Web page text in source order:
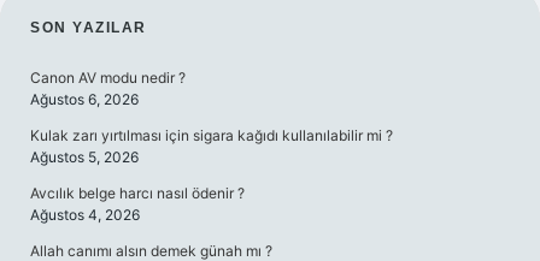
SIDEBAR
SON YAZILAR
Canon AV modu nedir ?
Ağustos 6, 2026
Kulak zarı yırtılması için sigara kağıdı kullanılabilir mi ?
Ağustos 5, 2026
Avcılık belge harcı nasıl ödenir ?
Ağustos 4, 2026
Allah canımı alsın demek günah mı ?